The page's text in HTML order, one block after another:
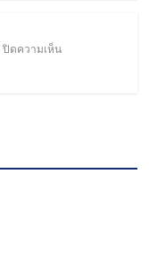
ปิดความเห็น